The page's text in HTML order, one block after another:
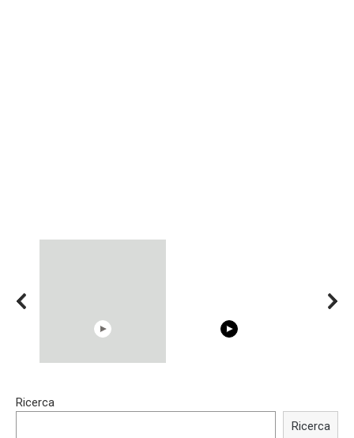
Shocking illusion - Pretty
Trying BOLLYWOOD
Ricerca
Ricerca